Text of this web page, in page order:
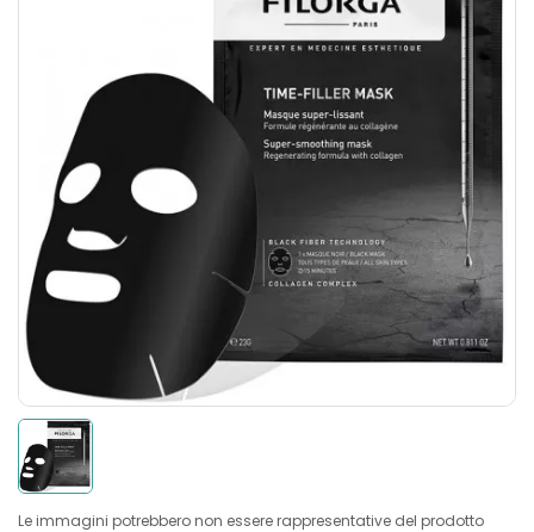
Le immagini potrebbero non essere rappresentative del prodotto